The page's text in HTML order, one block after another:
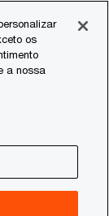
os
a nossa